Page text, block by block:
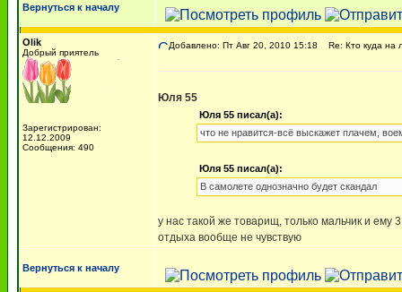
Вернуться к началу
Olik
Добрый приятель
Зарегистрирован:
12.12.2009
Сообщения: 490
Добавлено: Пт Авг 20, 2010 15:18 Re: Кто куда на
Юля 55
Юля 55 писал(а):
что не нравится-всё выскажет плачем,
Юля 55 писал(а):
В самолете однозначно будет скандал
у нас такой же товарищ, только мальчик и ему
отдыха вообще не чувствую
Вернуться к началу